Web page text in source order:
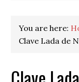
You are here:
Clave Lada de